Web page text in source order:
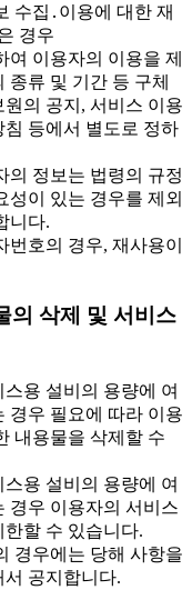
수집․이용에 대한 재
경우
이용자의 이용을 제
종류 및 기간 등 구체
의 공지, 서비스 이용
등에서 별도로 정하
정보는 법령의 규정
성이 있는 경우를 제외
니다.
호의 경우, 재사용이
의 삭제 및 서비스
용 설비의 용량에 여
경우 필요에 따라 이용
내용물을 삭제할 수
용 설비의 용량에 여
경우 이용자의 서비스
할 수 있습니다.
경우에는 당해 사항을
공지합니다.